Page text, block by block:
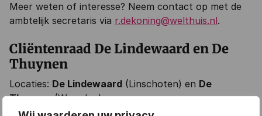
Meer weten of interesse? Neem contact op met de
ambtelijk secretaris via r.dekoning@welthuis.nl.
Cliëntenraad De Lindewaard en De
Thuynen
Locaties: De Lindewaard (Linschoten) en De
Thuynen(Woerden).
Meer weten of interesse? Neem contact op met de